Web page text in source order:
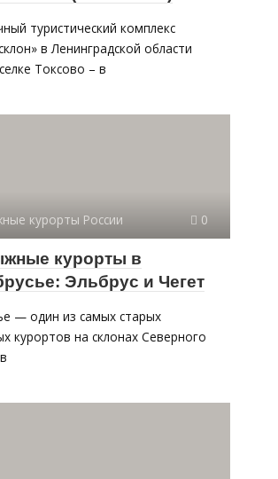
туристический комплекс
в Ленинградской области
Токсово – в
курорты России 0
курорты в
Эльбрус и Чегет
— один из самых старых
курортов на склонах Северного